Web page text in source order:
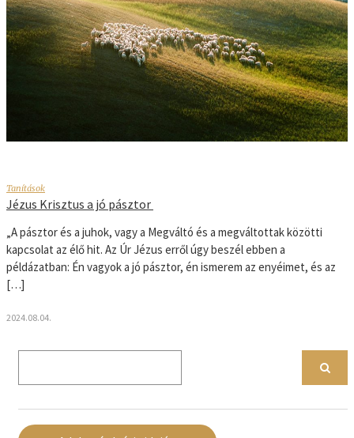
Tanítások
Jézus Krisztus a jó pásztor
„A pásztor és a juhok, vagy a Megváltó és a megváltottak közötti
kapcsolat az élő hit. Az Úr Jézus erről úgy beszél ebben a
példázatban: Én vagyok a jó pásztor, én ismerem az enyéimet, és az
[…]
2024.08.04.